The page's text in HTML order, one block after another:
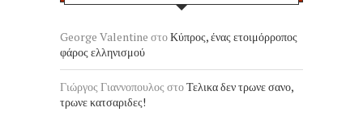
George Valentine στοΚύπρος, ένας ετοιμόρροπος
φάρος ελληνισμού
Γιώργος Γιαννοπουλος στοΤελικα δεν τρωνε σανο,
τρωνε κατσαριδες!